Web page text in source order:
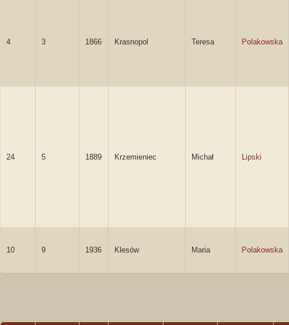
4 3 1866 Krasnopol Teresa Polakowska
24 5 1889 Krzemieniec Michał Lipski
10 9 1936 Klesów Maria Polakowska